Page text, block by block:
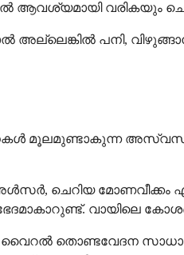
ആവശ്യമായി വരികയും
പനി,
മൂലമുണ്ടാകുന്ന
ചെറിയ
വായിലെ
തൊണ്ടവേദന